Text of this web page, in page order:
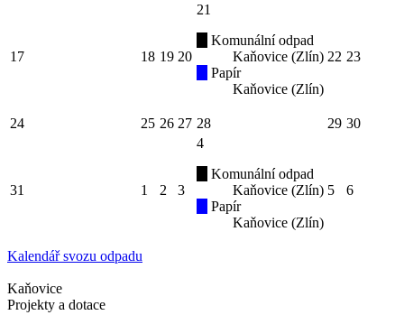
17 18 19 20
21
Komunální odpad
Kaňovice (Zlín)
Papír
Kaňovice (Zlín)
22 23
24 25 26 27 28 29 30
31 1 2 3
4
Komunální odpad
Kaňovice (Zlín)
Papír
Kaňovice (Zlín)
5 6
Kalendář svozu odpadu
Kaňovice
Projekty a dotace